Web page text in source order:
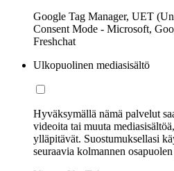
Google Tag Manager, UET
Consent Mode - Microsoft,
Freshchat
Ulkopuolinen mediasisältö
Hyväksymällä nämä palvelut
videoita tai muuta
ylläpitävät. Suostumuksellasi
seuraavia kolmannen